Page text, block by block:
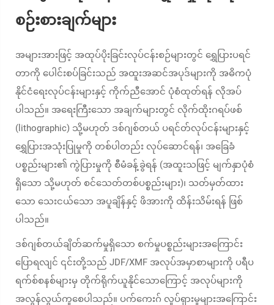
စဉ်းစားချက်များ
အများအားဖြင့် အထုပ်ပိုးခြင်းလုပ်ငန်းစဉ်များတွင် ရွှေပြားပရင်
တာကို ပေါင်းစပ်ခြင်းသည် အထူးအဆင်အပုဒ်များကို အဓိကပုံ
နိုင်ငံရေးလုပ်ငန်းများနှင့် ကိုက်ညီအောင် ပုံစံထုတ်ရန် လိုအပ်
ပါသည်။ အရေးကြီးသော အချက်များတွင် လိုက်ထိုးဂရပ်ဖစ်
(lithographic) သို့မဟုတ် ဒစ်ဂျစ်တယ် ပရင်တ်လုပ်ငန်းများနှင့်
ရွှေပြားအသုံးပြုမှုကို တစ်ပါတည်း လုပ်ဆောင်ရန်၊ အခြေခံ
ပစ္စည်းများ၏ ကွဲပြားမှုကို စီမံခန့်ခွဲရန် (အထူးသဖြင့် မျက်နှာပုံစံ
ရှိသော သို့မဟုတ် စင်သေတ်တစ်ပစ္စည်းများ)၊ သတ်မှတ်ထား
သော သေးငယ်သော အပူချိန်နှင့် ဖိအားကို ထိန်းသိမ်းရန် ဖြစ်
ပါသည်။
ဒစ်ဂျစ်တယ်ချိတ်ဆက်မှုရှိသော စက်မှုပစ္စည်းများအကြောင်း
ပြောရလျင် ၎င်းတို့သည် JDF/XMF အလုပ်အမှာစာများကို ပရီပ
ရက်စ်စနစ်များမှ တိုက်ရိုက်ယူနိုင်သောကြောင့် အလုပ်များကို
အလွန်လွယ်ကူစေပါသည်။ ပက်ကေးဂ် လှုပ်ရှားမှုများအကြောင်း